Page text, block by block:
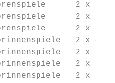
2 x 30
2 x 25
2 x 20
2 x 40
2 x 35
2 x 30
2 x 25